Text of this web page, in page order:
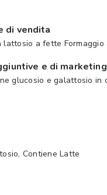
di vendita
lattosio a fette
e di marketing
glucosio e galattosio in
Contiene Latte